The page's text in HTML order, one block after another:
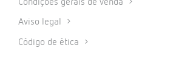
Condições gerais de venda
Aviso legal
Código de ética